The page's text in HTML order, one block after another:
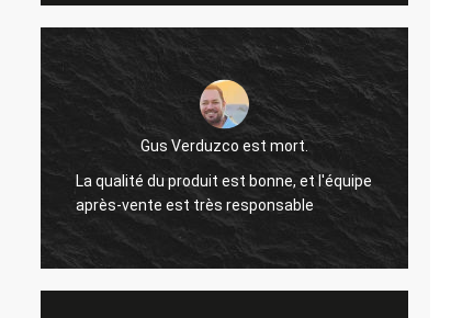
Gus Verduzco est mort.
La qualité du produit est bonne, et l'équipe
après-vente est très responsable